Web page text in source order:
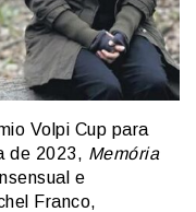
Volpi Cup para
de 2023, Memória
e
Franco,